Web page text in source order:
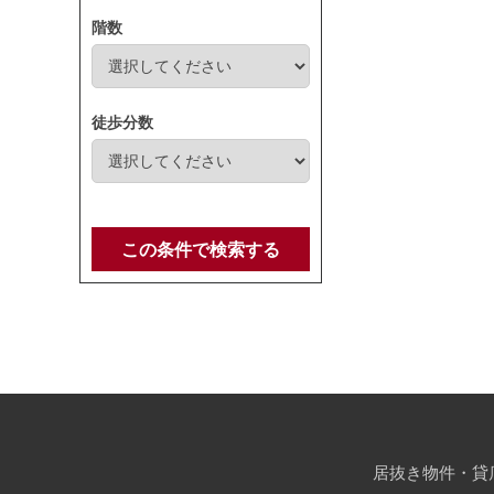
階数
徒歩分数
この条件で検索する
居抜き物件・貸